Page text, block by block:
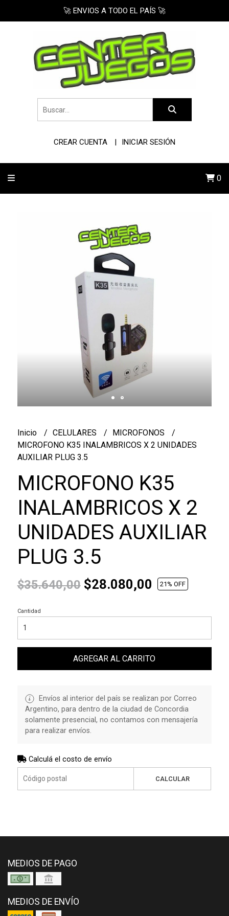
🚀 ENVIOS A TODO EL PAÍS 🚀
CREAR CUENTA INICIAR SESIÓN
0
Inicio CELULARES
MICROFONOS
MICROFONO K35 INALAMBRICOS X 2 UNIDADES
AUXILIAR PLUG 3.5
MICROFONO K35
INALAMBRICOS X 2
UNIDADES AUXILIAR
PLUG 3.5
$35.640,00$28.080,00 21 % OFF
Cantidad
AGREGAR AL CARRITO
Envíos al interior del país se realizan por Correo
Argentino, para dentro de la ciudad de Concordia
solamente presencial, no contamos con mensajería
para realizar envíos.
Calculá el costo de envío
CALCULAR
MEDIOS DE PAGO
MEDIOS DE ENVÍO